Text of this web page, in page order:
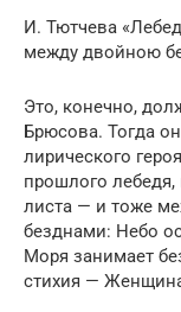
И. Тютчева
между двойною
Это, конечно,
Брюсова. Тогда
лирического
прошлого лебедя,
листа — и тоже
безднами: Небо
Моря занимает
стихия —